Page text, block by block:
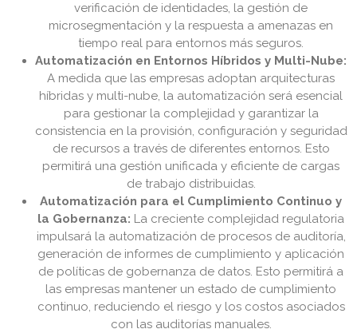
verificación de identidades, la gestión de
microsegmentación y la respuesta a amenazas en
tiempo real para entornos más seguros.
Automatización en Entornos Híbridos y Multi-Nube:
A medida que las empresas adoptan arquitecturas
híbridas y multi-nube, la automatización será esencial
para gestionar la complejidad y garantizar la
consistencia en la provisión, configuración y seguridad
de recursos a través de diferentes entornos. Esto
permitirá una gestión unificada y eficiente de cargas
de trabajo distribuidas.
Automatización para el Cumplimiento Continuo y
la Gobernanza: La creciente complejidad regulatoria
impulsará la automatización de procesos de auditoría,
generación de informes de cumplimiento y aplicación
de políticas de gobernanza de datos. Esto permitirá a
las empresas mantener un estado de cumplimiento
continuo, reduciendo el riesgo y los costos asociados
con las auditorías manuales.